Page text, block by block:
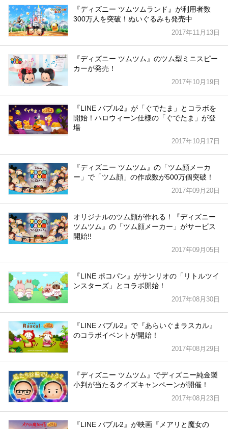
『ディズニー ツムツムランド』が利用者数
300万人を突破！ぬいぐるみも発売中
2017年11月13日
『ディズニー ツムツム』のツム型ミニスピー
カーが発売！
2017年10月19日
『LINE バブル2』が「ぐでたま」とコラボを
開始！ハロウィーン仕様の「ぐでたま」が登
場
2017年10月17日
『ディズニー ツムツム』の「ツム顔メーカ
ー」で「ツム顔」の作成数が500万個突破！
2017年09月20日
オリジナルのツム顔が作れる！『ディズニー
ツムツム』の「ツム顔メーカー」がサービス
開始!!
2017年09月05日
『LINE ポコパン』がサンリオの「リトルツイ
ンスターズ」とコラボ開始！
2017年08月30日
『LINE バブル2』で『あらいぐまラスカル』
のコラボイベントが開始！
2017年08月29日
『ディズニー ツムツム』でディズニー純金製
小判が当たるクイズキャンペーンが開催！
2017年08月23日
『LINE バブル2』が映画『メアリと魔女の